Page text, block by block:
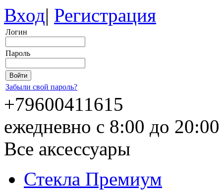
Вход| Регистрация
Логин
Пароль
Забыли свой пароль?
+79600411615
ежедневно с 8:00 до
Все аксессуары
Стекла Премиум